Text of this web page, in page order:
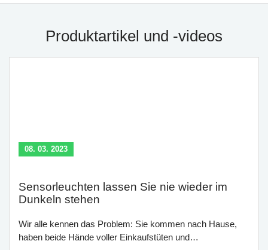
Produktartikel und -videos
08. 03. 2023
Sensorleuchten lassen Sie nie wieder im
Dunkeln stehen
Wir alle kennen das Problem: Sie kommen nach Hause,
haben beide Hände voller Einkaufstüten und…